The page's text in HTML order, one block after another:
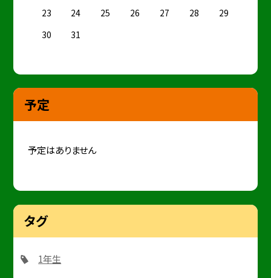
23
24 25 26 27 28
29
30
31
予定
予定はありません
タグ
1年生